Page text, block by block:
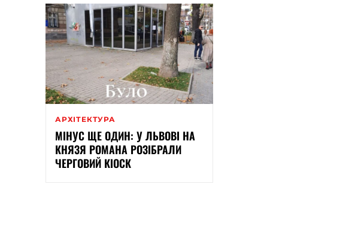
АРХІТЕКТУРА
МІНУС ЩЕ ОДИН: У ЛЬВОВІ НА
КНЯЗЯ РОМАНА РОЗІБРАЛИ
ЧЕРГОВИЙ КІОСК